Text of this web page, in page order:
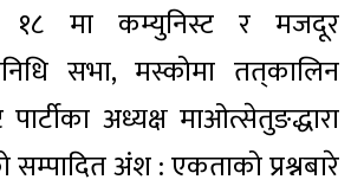
१८ मा कम्युनिस्ट र मजदूर
सभा, मस्कोमा तत्‌कालिन
पार्टीका अध्यक्ष माओत्सेतुङद्धारा
अंश : एकताको प्रश्नबारे